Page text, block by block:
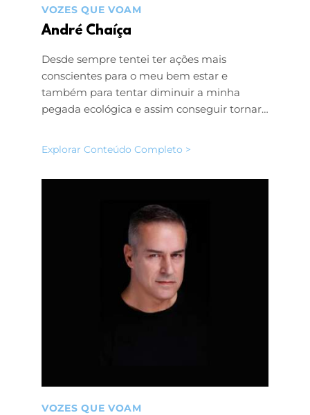
VOZES QUE VOAM
André Chaíça
Desde sempre tentei ter ações mais
conscientes para o meu bem estar e
também para tentar diminuir a minha
pegada ecológica e assim conseguir tornar…
Explorar Conteúdo Completo >
VOZES QUE VOAM